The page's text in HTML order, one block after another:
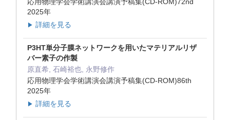
2025年
▶ 詳細を見る
P3HT単分子膜ネットワークを用いたマテリアルリザ
バー素子の作製
原直希, 石崎裕也, 永野修作
応用物理学会学術講演会講演予稿集(CD-ROM)86th
2025年
▶ 詳細を見る